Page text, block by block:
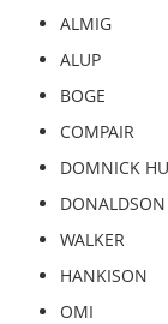
ALMIG
ALUP
BOGE
COMPAIR
DOMNICK
DONALDSON
WALKER
HANKISON
OMI